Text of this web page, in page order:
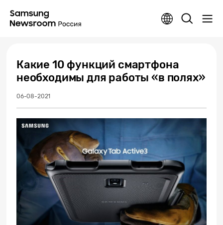
Какие 10 функций смартфона
необходимы для работы «в полях»
06-08-2021